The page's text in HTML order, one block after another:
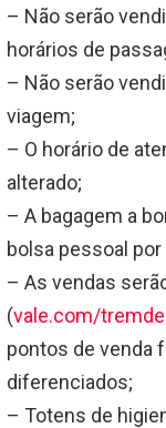
– Não serão
horários de
– Não serão
viagem;
– O horário de
alterado;
– A bagagem a
bolsa pessoal
– As vendas
(vale.com/
pontos de venda
diferenciados;
– Totens de